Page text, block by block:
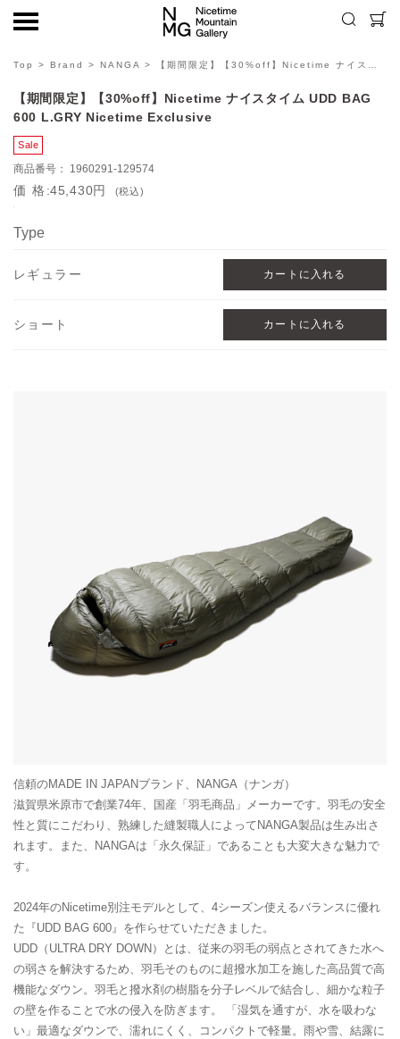
Top > Brand > NANGA > 【期間限定】【30%off】Nicetime ナイスタイム UDD BAG 600 L.GRY Nicetime Exclusive
【期間限定】【30%off】Nicetime ナイスタイム UDD BAG
600 L.GRY Nicetime Exclusive
1960291-129574
価格45,430円 (税込)
Type
レギュラー
ショート
信頼のMADE IN JAPANブランド、NANGA（ナンガ）
滋賀県米原市で創業74年、国産「羽毛商品」メーカーです。羽毛の安全
性と質にこだわり、熟練した縫製職人によってNANGA製品は生み出さ
れます。また、NANGAは「永久保証」であることも大変大きな魅力で
す。
2024年のNicetime別注モデルとして、4シーズン使えるバランスに優れ
た『UDD BAG 600』を作らせていただきました。
UDD（ULTRA DRY DOWN）とは、従来の羽毛の弱点とされてきた水へ
の弱さを解決するため、羽毛そのものに超撥水加工を施した高品質で高
機能なダウン。羽毛と撥水剤の樹脂を分子レベルで結合し、細かな粒子
の壁を作ることで水の侵入を防ぎます。 「湿気を通すが、水を吸わな
い」最適なダウンで、濡れにくく、コンパクトで軽量。雨や雪、結露に